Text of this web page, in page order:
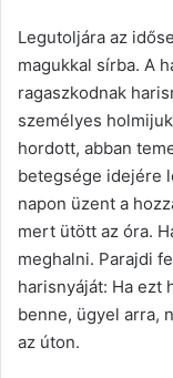
Legutoljára az
magukkal sírba. A
ragaszkodnak
személyes
hordott, abban
betegsége idejére
napon üzent a
mert ütött az óra.
meghalni. Parajdi
harisnyáját: Ha ezt
benne, ügyel arra,
az úton.